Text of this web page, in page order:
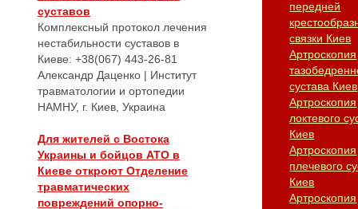
суставов
Комплексный протокол лечения
нестабильности суставов в
Киеве: +38(067) 443-26-81
Александр Даценко | Институт
травматологии и ортопедии
НАМНУ, г. Киев, Украина
Для жителей с Востока
Украины и бойцов АТО в
Киеве откроют Отделение
травматических
повреждений опорно-
передней
связки Киев
Артроскопия
сустава Киев
Артроскопия
локтевого
Киев
Артроскопия
плечевого
Киев
Артроскопия